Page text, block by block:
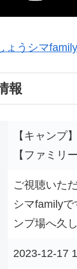
ょうシマ
報
【キャンプ
【ファミリ
ご視聴いた
シマfamily
ンプ場へ久
2023-12-17